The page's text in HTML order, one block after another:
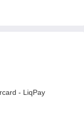
- LiqPay